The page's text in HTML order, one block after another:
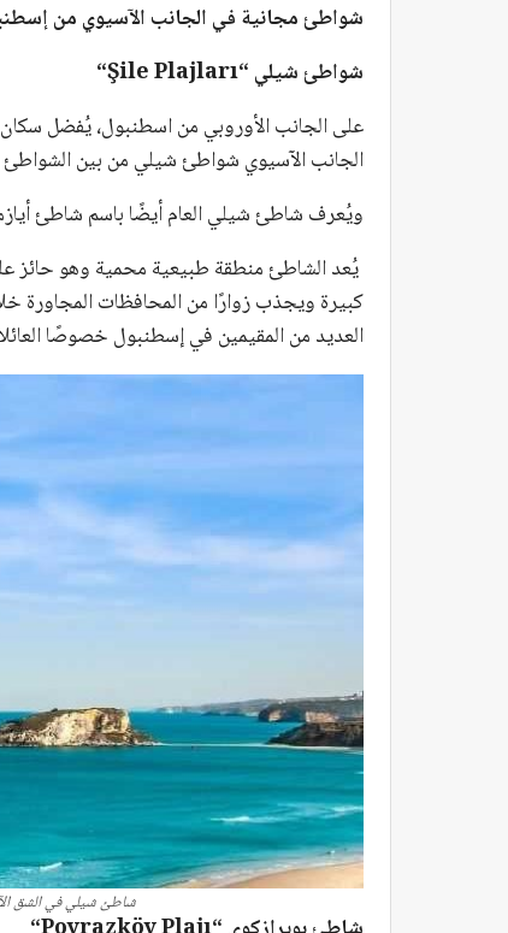
شواطئ مجانية في الجانب الآسيوي من
شواطئ شيلي “Şile Plajları
“
على الجانب الأوروبي من اسطنبول، يُفضل
الجانب الآسيوي شواطئ شيلي من بين
ويُعرف شاطئ شيلي العام أيضًا باسم شاطئ
يُعد الشاطئ منطقة طبيعية محمية وهو حائز
كبيرة ويجذب زوارًا من المحافظات
العديد من المقيمين في إسطنبول خصوصًا
شاطئ شيلي في الشق